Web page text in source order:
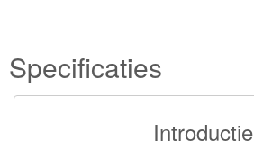
Specificaties
Introductie